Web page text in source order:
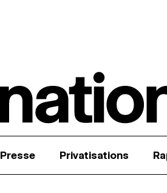
Presse Privatisations